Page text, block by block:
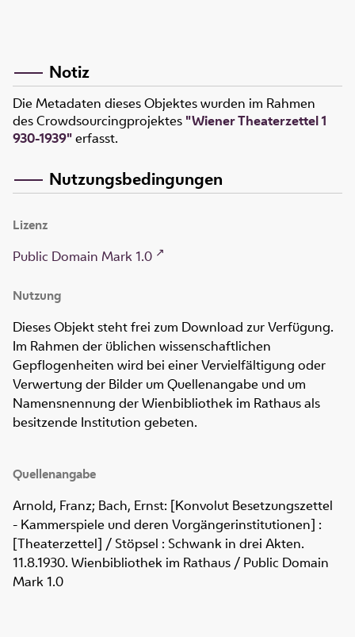
Notiz
Die Metadaten dieses Objektes wurden im Rahmen
des Crowdsourcingprojektes "Wiener Theaterzettel 1
930-1939"erfasst.
Nutzungsbedingungen
Lizenz
Public Domain Mark 1.0
Nutzung
Dieses Objekt steht frei zum Download zur Verfügung.
Im Rahmen der üblichen wissenschaftlichen
Gepflogenheiten wird bei einer Vervielfältigung oder
Verwertung der Bilder um Quellenangabe und um
Namensnennung der Wienbibliothek im Rathaus als
besitzende Institution gebeten.
Quellenangabe
Arnold, Franz; Bach, Ernst: [Konvolut Besetzungszettel
- Kammerspiele und deren Vorgängerinstitutionen] :
[Theaterzettel] / Stöpsel : Schwank in drei Akten.
11.8.1930. Wienbibliothek im Rathaus / Public Domain
Mark 1.0